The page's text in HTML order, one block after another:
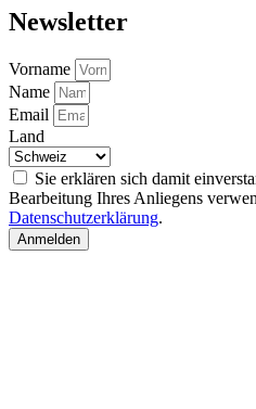
Newsletter
Vorname
Name
Email
Land
Sie erklären sich damit
Bearbeitung Ihres Anliegens
Datenschutzerklärung.
Anmelden